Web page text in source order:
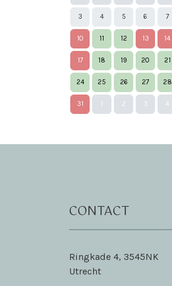
3 4 5 6 7
10 11 12 13 14
17 18 19 20 21
24 25 26 27 28
31 2 3 4
CONTACT
Ringkade 4, 3545NK
Utrecht